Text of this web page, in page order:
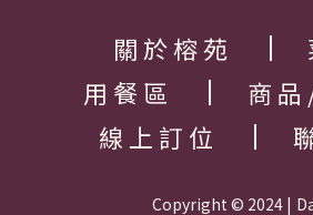
關於榕苑
用餐區
商
線上訂位
Copyright © 2024 |